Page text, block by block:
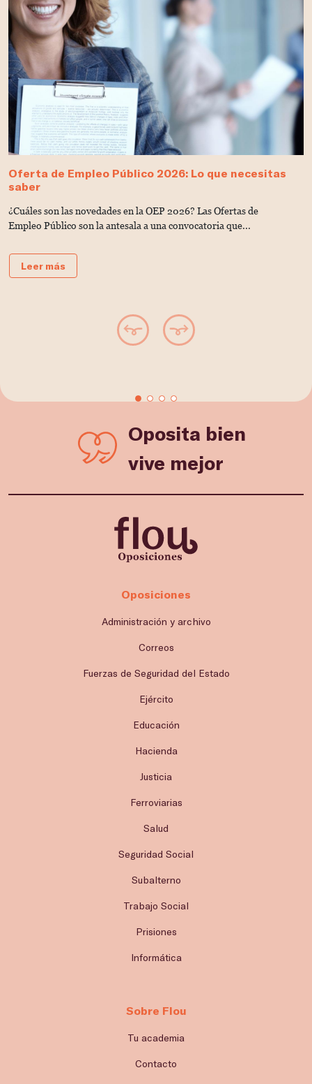
Oferta de Empleo Público 2026: Lo que necesitas
saber
¿Cuáles son las novedades en la OEP 2026? Las Ofertas de
Empleo Público son la antesala a una convocatoria que...
Leer más
Oposita bien
vive mejor
Oposiciones
Administración y archivo
Correos
Fuerzas de Seguridad del Estado
Ejército
Educación
Hacienda
Justicia
Ferroviarias
Salud
Seguridad Social
Subalterno
Trabajo Social
Prisiones
Informática
Sobre Flou
Tu academia
Contacto